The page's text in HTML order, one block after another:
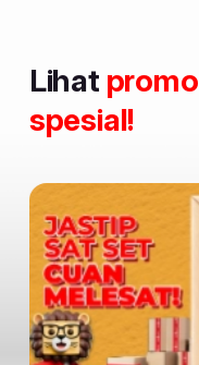
Lihat promo
spesial!